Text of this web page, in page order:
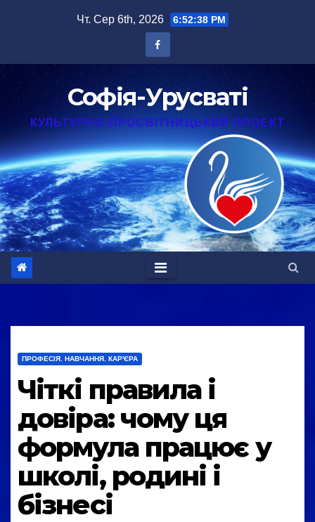
Чт. Сер 6th, 2026 6:52:38 PM
Софія-Урусваті
КУЛЬТУРНО-ПРОСВІТНИЦЬКИЙ ПРОЕКТ
ПРОФЕСІЯ. НАВЧАННЯ. КАР'ЄРА
Чіткі правила і
довіра: чому ця
формула працює у
школі, родині і
бізнесі